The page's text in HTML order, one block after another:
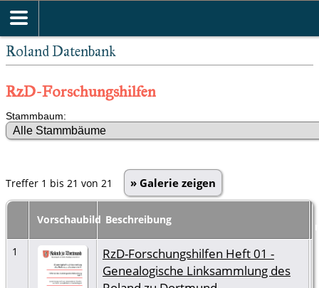
Roland Datenbank
RzD-Forschungshilfen
Stammbaum:
Treffer 1 bis 21 von 21 » Galerie zeigen
Vorschaubild Beschreibung
1
RzD-Forschungshilfen Heft 01 -
Genealogische Linksammlung des